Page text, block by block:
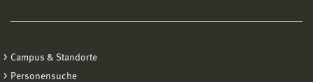
Campus & Standorte
Personensuche